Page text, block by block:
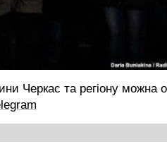
Черкас та регіону можна